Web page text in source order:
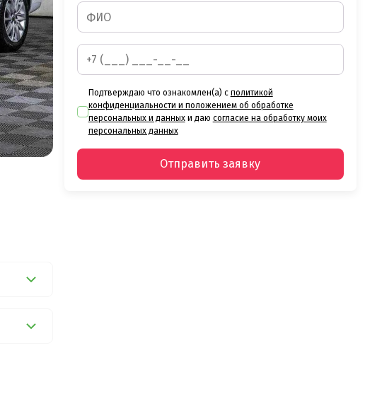
Подтверждаю что ознакомлен(а) с политикой
конфиденциальности и положением об обработке
персональных и данныхи даю согласие на обработку моих
персональных данных
Отправить заявку